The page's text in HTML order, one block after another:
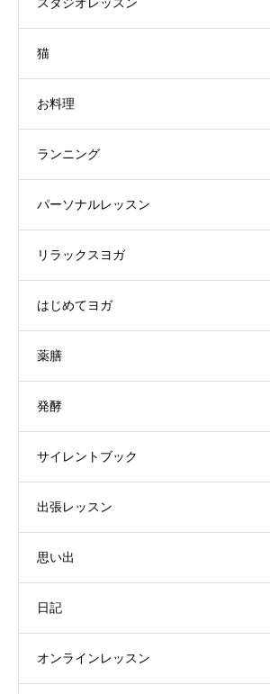
猫
お料理
ランニング
パーソナルレッスン
リラックスヨガ
はじめてヨガ
薬膳
発酵
サイレントブック
出張レッスン
思い出
日記
オンラインレッスン